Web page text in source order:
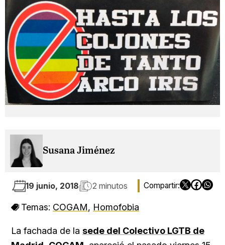
Susana Jiménez
19 junio, 2018 2 minutos
Temas: COGAM, Homofobia
La fachada de la sede del Colectivo LGTB de